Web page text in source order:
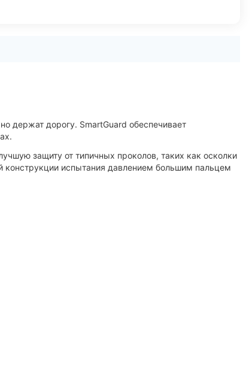
держат дорогу. SmartGuard обеспечивает
защиту от типичных проколов, таких как осколки
конструкции испытания давлением большим пальцем